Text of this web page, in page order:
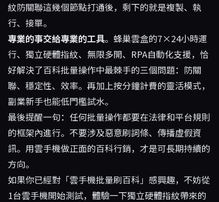
紋防關聯這幾個節點打通後，剩下的就是複製、執
行、接單。
專業的事交給專業的工具。蜂巢雲盒的7×24小時運
行、獨立硬體指紋、無限多開、RPA自動化支援，恰
好解決了百科批量操作中最棘手的三個問題：防關
聯、穩定性、效率。再加上按分鐘計費的靈活模式，
副業新手也能低門檻試水。
最後提醒一句：任何批量操作都要在法律和平台規則
的框架內進行。不要涉及惡意刷詞條、傳播虛假資
訊。用雲手機做正面的百科行銷，才是可長期持續的
方向。
如果你已經對「雲手機批量刷百科」感興趣，不妨從
1台雲手機開始測試，體驗一下獨立硬體指紋帶來的